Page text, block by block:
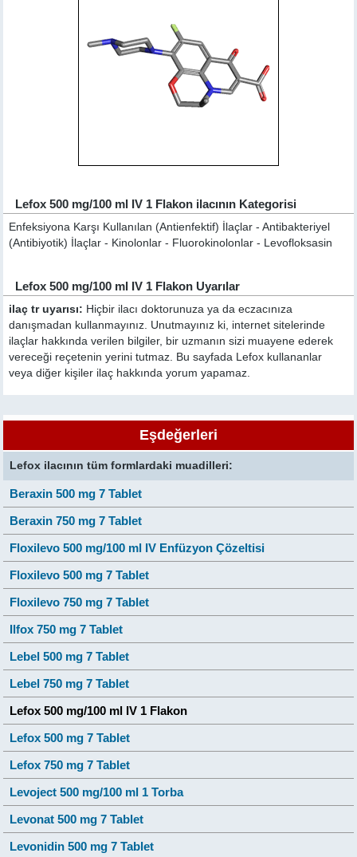
Lefox 500 mg/100 ml IV 1 Flakon ilacının Kategorisi
Enfeksiyona Karşı Kullanılan (Antienfektif) İlaçlar - Antibakteriyel
(Antibiyotik) İlaçlar - Kinolonlar - Fluorokinolonlar - Levofloksasin
Lefox 500 mg/100 ml IV 1 Flakon Uyarılar
ilaç tr uyarısı: Hiçbir ilacı doktorunuza ya da eczacınıza
danışmadan kullanmayınız. Unutmayınız ki, internet sitelerinde
ilaçlar hakkında verilen bilgiler, bir uzmanın sizi muayene ederek
vereceği reçetenin yerini tutmaz. Bu sayfada Lefox kullananlar
veya diğer kişiler ilaç hakkında yorum yapamaz.
Eşdeğerleri
Lefox ilacının tüm formlardaki muadilleri:
Beraxin 500 mg 7 Tablet
Beraxin 750 mg 7 Tablet
Floxilevo 500 mg/100 ml IV Enfüzyon Çözeltisi
Floxilevo 500 mg 7 Tablet
Floxilevo 750 mg 7 Tablet
Ilfox 750 mg 7 Tablet
Lebel 500 mg 7 Tablet
Lebel 750 mg 7 Tablet
Lefox 500 mg/100 ml IV 1 Flakon
Lefox 500 mg 7 Tablet
Lefox 750 mg 7 Tablet
Levoject 500 mg/100 ml 1 Torba
Levonat 500 mg 7 Tablet
Levonidin 500 mg 7 Tablet